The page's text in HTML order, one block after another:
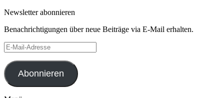
Newsletter abonnieren
Benachrichtigungen über neue Beiträge via E-Mail erhalten.
E-
Mail-
Adresse
Abonnieren